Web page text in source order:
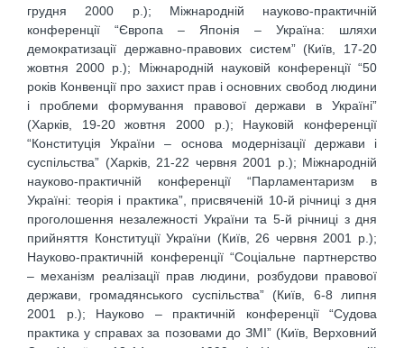
грудня 2000 р.); Міжнародній науково-практичній
конференції “Європа – Японія – Україна: шляхи
демократизації державно-правових систем” (Київ, 17-20
жовтня 2000 р.); Міжнародній науковій конференції “50
років Конвенції про захист прав і основних свобод людини
і проблеми формування правової держави в Україні”
(Харків, 19-20 жовтня 2000 р.); Науковій конференції
“Конституція України – основа модернізації держави і
суспільства” (Харків, 21-22 червня 2001 р.); Міжнародній
науково-практичній конференції “Парламентаризм в
Україні: теорія і практика”, присвяченій 10-й річниці з дня
проголошення незалежності України та 5-й річниці з дня
прийняття Конституції України (Київ, 26 червня 2001 р.);
Науково-практичній конференції “Соціальне партнерство
– механізм реалізації прав людини, розбудови правової
держави, громадянського суспільства” (Київ, 6-8 липня
2001 р.); Науково – практичній конференції “Судова
практика у справах за позовами до ЗМІ” (Київ, Верховний